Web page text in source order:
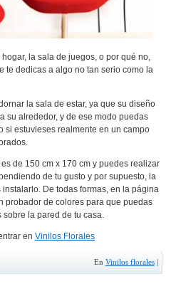
la sala de juegos, o por qué no,
te dedicas a algo no tan serio como la
la sala de estar, ya que su diseño
su alrededor, y de ese modo puedas
si estuvieses realmente en un campo
de 150 cm x 170 cm y puedes realizar
de tu gusto y por supuesto, la
De todas formas, en la página
probador de colores para que puedas
la pared de tu casa.
en Vinilos Florales
En Vinilos florales|